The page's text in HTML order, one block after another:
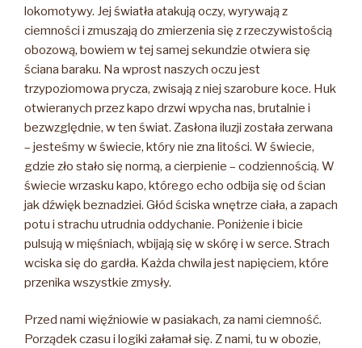
lokomotywy. Jej światła atakują oczy, wyrywają z
ciemności i zmuszają do zmierzenia się z rzeczywistością
obozową, bowiem w tej samej sekundzie otwiera się
ściana baraku. Na wprost naszych oczu jest
trzypoziomowa prycza, zwisają z niej szarobure koce. Huk
otwieranych przez kapo drzwi wpycha nas, brutalnie i
bezwzględnie, w ten świat. Zasłona iluzji została zerwana
– jesteśmy w świecie, który nie zna litości. W świecie,
gdzie zło stało się normą, a cierpienie – codziennością. W
świecie wrzasku kapo, którego echo odbija się od ścian
jak dźwięk beznadziei. Głód ściska wnętrze ciała, a zapach
potu i strachu utrudnia oddychanie. Poniżenie i bicie
pulsują w mięśniach, wbijają się w skórę i w serce. Strach
wciska się do gardła. Każda chwila jest napięciem, które
przenika wszystkie zmysły.
Przed nami więźniowie w pasiakach, za nami ciemność.
Porządek czasu i logiki załamał się. Z nami, tu w obozie,